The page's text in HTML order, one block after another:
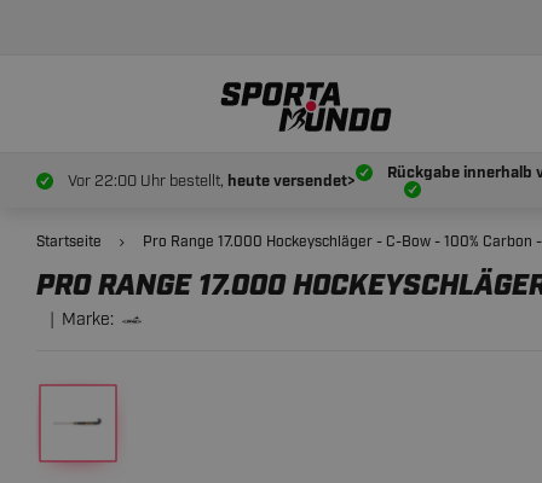
Vor 22:00 Uhr bestellt, heute versendet> Rückgabe innerhalb
PRO RANGE 17.000
Marke:
Startseite Pro Range 17.000 Hockeyschläger - C-Bow - 100%